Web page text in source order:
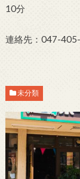
10分
連絡先：047-
未分類